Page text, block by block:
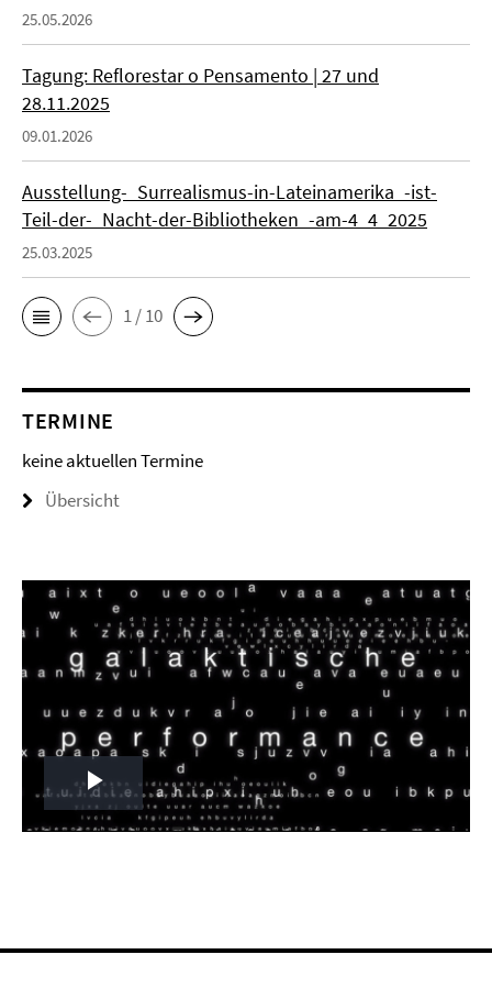
25.05.2026
Tagung: Reflorestar o Pensamento | 27 und
28.11.2025
09.01.2026
Ausstellung-_Surrealismus-in-Lateinamerika_-ist-
Teil-der-_Nacht-der-Bibliotheken_-am-4_4_2025
25.03.2025
1 / 10
TERMINE
keine aktuellen Termine
Übersicht
Play